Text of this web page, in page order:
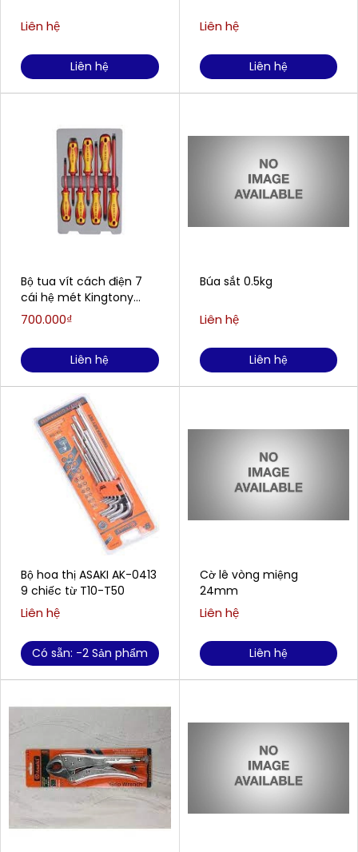
Liên hệ
Liên hệ
Bộ tua vít cách điện 7
cái hệ mét Kingtony
30617MR
700.000₫
Liên hệ
Bộ hoa thị ASAKI AK-0413
9 chiếc từ T10-T50
Liên hệ
Có sẵn: -2 Sản phẩm
Liên hệ
Liên hệ
Búa sắt 0.5kg
Liên hệ
Liên hệ
Cờ lê vòng miệng
24mm
Liên hệ
Liên hệ